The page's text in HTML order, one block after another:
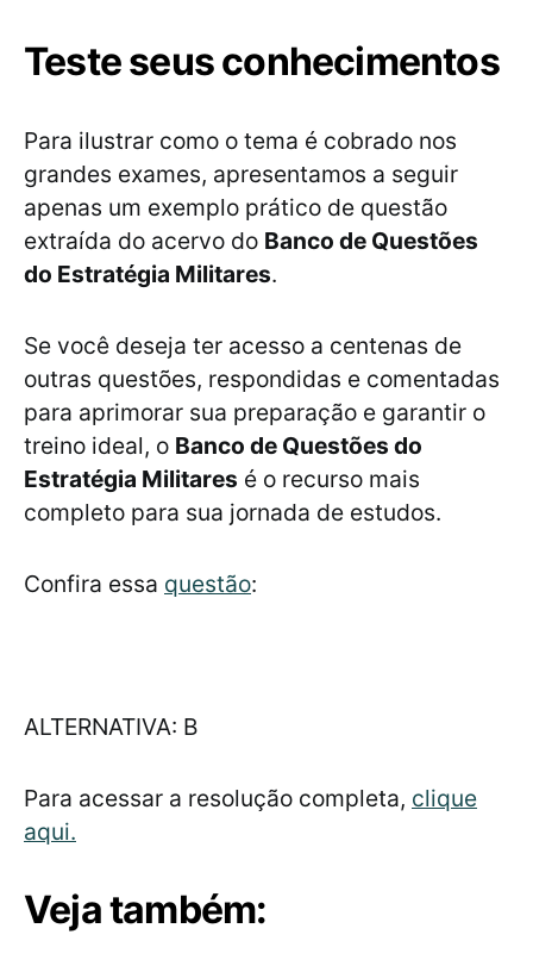
Teste seus conhecimentos
Para ilustrar como o tema é cobrado nos
grandes exames, apresentamos a seguir
apenas um exemplo prático de questão
extraída do acervo do Banco de Questões
do Estratégia Militares.
Se você deseja ter acesso a centenas de
outras questões, respondidas e comentadas
para aprimorar sua preparação e garantir o
treino ideal, o Banco de Questões do
Estratégia Militares é o recurso mais
completo para sua jornada de estudos.
Confira essa questão:
ALTERNATIVA: B
Para acessar a resolução completa, clique
aqui.
Veja também: